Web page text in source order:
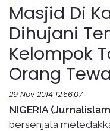
Masjid Di
Dihujani
Kelompok
Orang
29 Nov 2014 12:56:07
NIGERIA
bersenjata